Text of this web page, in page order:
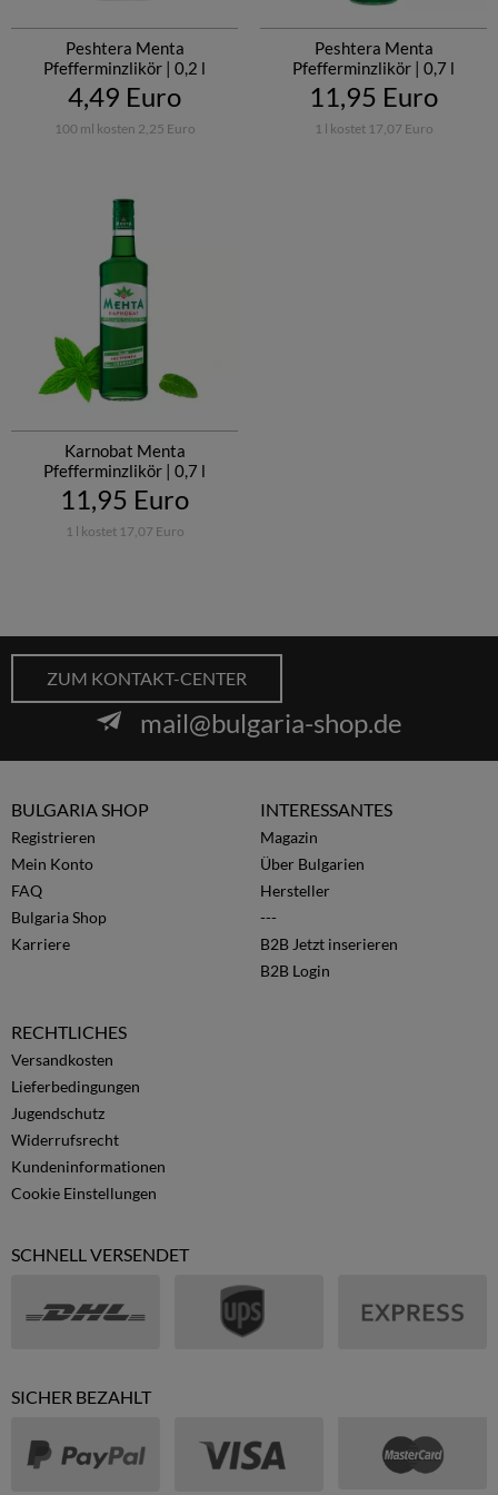
Peshtera Menta
Pfefferminzlikör | 0,2 l
4,49 Euro
100 ml kosten 2,25 Euro
Peshtera Menta
Pfefferminzlikör | 0,7 l
11,95 Euro
1 l kostet 17,07 Euro
Karnobat Menta
Pfefferminzlikör | 0,7 l
11,95 Euro
1 l kostet 17,07 Euro
ZUM KONTAKT-CENTER
mail@bulgaria-shop.de
BULGARIA SHOP
Registrieren
Mein Konto
FAQ
Bulgaria Shop
Karriere
INTERESSANTES
Magazin
Über Bulgarien
Hersteller
---
B2B Jetzt inserieren
B2B Login
RECHTLICHES
Versandkosten
Lieferbedingungen
Jugendschutz
Widerrufsrecht
Kundeninformationen
Cookie Einstellungen
SCHNELL VERSENDET
SICHER BEZAHLT